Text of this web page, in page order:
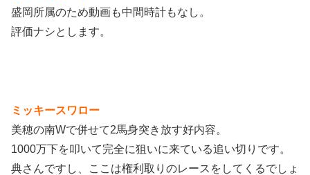
盛岡所属のため動画も中間時計もなし。
評価ナシとします。
ミッキースワロー
美穂の南Wで併せて2馬身突き放す好内容。
1000万下を叩いて完全に狙いに来ている追い切りです。
典さんですし、ここは権利取りのレースをしてくるでしょ